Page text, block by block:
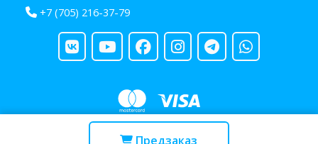
Предзаказ
+7 (705) 216-37-79
Copyright © 2013 - 2026 RUBA - разработано